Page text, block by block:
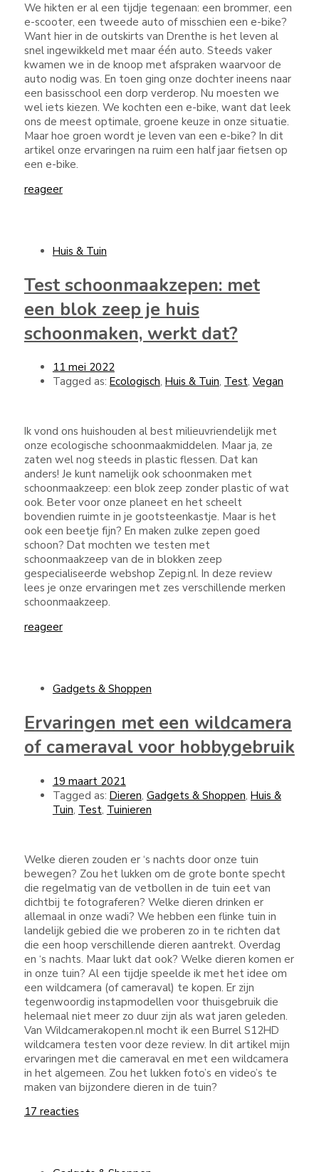
We hikten er al een tijdje tegenaan: een brommer, een
e-scooter, een tweede auto of misschien een e-bike?
Want hier in de outskirts van Drenthe is het leven al
snel ingewikkeld met maar één auto. Steeds vaker
kwamen we in de knoop met afspraken waarvoor de
auto nodig was. En toen ging onze dochter ineens naar
een basisschool een dorp verderop. Nu moesten we
wel iets kiezen. We kochten een e-bike, want dat leek
ons de meest optimale, groene keuze in onze situatie.
Maar hoe groen wordt je leven van een e-bike? In dit
artikel onze ervaringen na ruim een half jaar fietsen op
een e-bike.
reageer
Huis & Tuin
Test schoonmaakzepen: met
een blok zeep je huis
schoonmaken, werkt dat?
11 mei 2022
Tagged as: Ecologisch, Huis & Tuin, Test, Vegan
Ik vond ons huishouden al best milieuvriendelijk met
onze ecologische schoonmaakmiddelen. Maar ja, ze
zaten wel nog steeds in plastic flessen. Dat kan
anders! Je kunt namelijk ook schoonmaken met
schoonmaakzeep: een blok zeep zonder plastic of wat
ook. Beter voor onze planeet en het scheelt
bovendien ruimte in je gootsteenkastje. Maar is het
ook een beetje fijn? En maken zulke zepen goed
schoon? Dat mochten we testen met
schoonmaakzeep van de in blokken zeep
gespecialiseerde webshop Zepig.nl. In deze review
lees je onze ervaringen met zes verschillende merken
schoonmaakzeep.
reageer
Gadgets & Shoppen
Ervaringen met een wildcamera
of cameraval voor hobbygebruik
19 maart 2021
Tagged as: Dieren, Gadgets & Shoppen, Huis &
Tuin, Test, Tuinieren
Welke dieren zouden er ‘s nachts door onze tuin
bewegen? Zou het lukken om de grote bonte specht
die regelmatig van de vetbollen in de tuin eet van
dichtbij te fotograferen? Welke dieren drinken er
allemaal in onze wadi? We hebben een flinke tuin in
landelijk gebied die we proberen zo in te richten dat
die een hoop verschillende dieren aantrekt. Overdag
en ‘s nachts. Maar lukt dat ook? Welke dieren komen er
in onze tuin? Al een tijdje speelde ik met het idee om
een wildcamera (of cameraval) te kopen. Er zijn
tegenwoordig instapmodellen voor thuisgebruik die
helemaal niet meer zo duur zijn als wat jaren geleden.
Van Wildcamerakopen.nl mocht ik een Burrel S12HD
wildcamera testen voor deze review. In dit artikel mijn
ervaringen met die cameraval en met een wildcamera
in het algemeen. Zou het lukken foto’s en video’s te
maken van bijzondere dieren in de tuin?
17 reacties